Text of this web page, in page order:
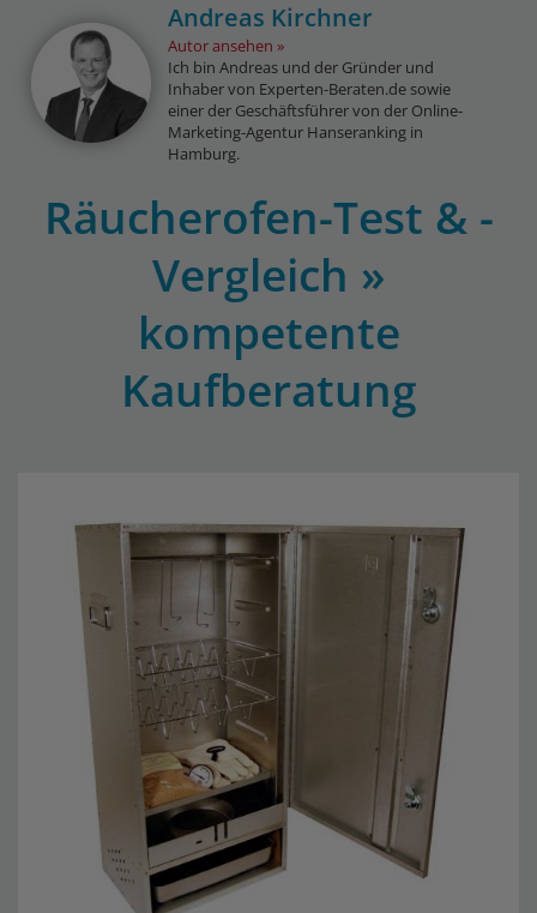
Andreas Kirchner
Autor ansehen
Ich bin Andreas und der Gründer und
Inhaber von Experten-Beraten.de sowie
einer der Geschäftsführer von der Online-
Marketing-Agentur Hanseranking in
Hamburg.
Räucherofen-Test & -
Vergleich »
kompetente
Kaufberatung